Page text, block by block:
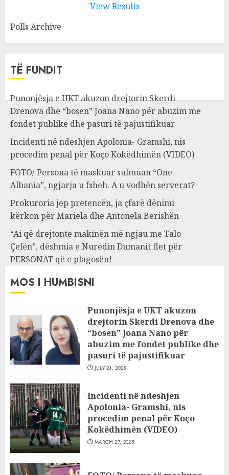
View Results
Polls Archive
TË FUNDIT
Punonjësja e UKT akuzon drejtorin Skerdi
Drenova dhe “bosen” Joana Nano për abuzim me
fondet publike dhe pasuri të pajustifikuar
Incidenti në ndeshjen Apolonia- Gramshi, nis
procedim penal për Koço Kokëdhimën (VIDEO)
FOTO/ Persona të maskuar sulmuan “One
Albania”, ngjarja u fsheh. A u vodhën serverat?
Prokuroria jep pretencën, ja çfarë dënimi
kërkon për Mariela dhe Antonela Berishën
“Ai që drejtonte makinën më ngjau me Talo
Çelën”, dëshmia e Nuredin Dumanit flet për
PERSONAT që e plagosën!
MOS I HUMBISNI
Punonjësja e UKT akuzon
drejtorin Skerdi Drenova dhe
“bosen” Joana Nano për
abuzim me fondet publike dhe
pasuri të pajustifikuar
JULY 24, 2025
Incidenti në ndeshjen
Apolonia- Gramshi, nis
procedim penal për Koço
Kokëdhimën (VIDEO)
MARCH 27, 2025